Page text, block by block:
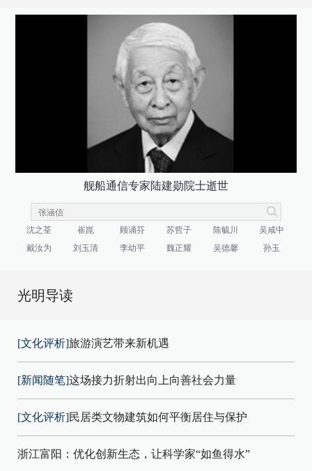
舰船通信专家陆建勋院士逝世
沈之荃 崔崑 顾诵芬 苏哲子 陈毓川
吴咸中
戴汝为
刘玉清 李幼平 魏正耀 吴德馨 孙玉
光明导读
[文化评析]旅游演艺带来新机遇
[新闻随笔]这场接力折射出向上向善社会力量
[文化评析]民居类文物建筑如何平衡居住与保护
浙江富阳：优化创新生态，让科学家“如鱼得水”